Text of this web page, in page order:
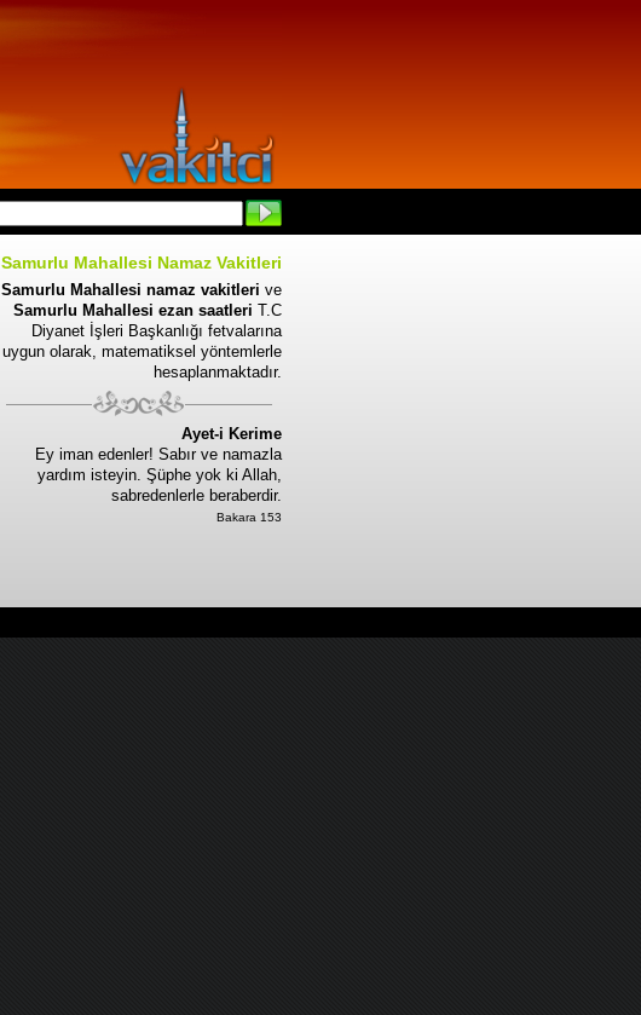
Samurlu Mahallesi Namaz Vakitleri
Samurlu Mahallesi namaz vakitleri ve
Samurlu Mahallesi ezan saatleri T.C
Diyanet İşleri Başkanlığı fetvalarına
uygun olarak, matematiksel yöntemlerle
hesaplanmaktadır.
Ayet-i Kerime
Ey iman edenler! Sabır ve namazla
yardım isteyin. Şüphe yok ki Allah,
sabredenlerle beraberdir.
Bakara 153